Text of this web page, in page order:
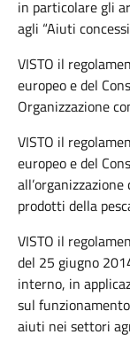
in particolare gli
agli “Aiuti
VISTO il
europeo e del
Organizzazione
VISTO il
europeo e del
prodotti della
VISTO il
del 25 giugno
interno, in
sul
aiuti nei settori